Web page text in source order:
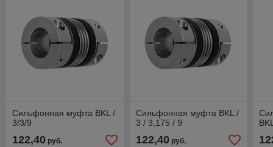
Сильфонная муфта BKL /
3/3/9
122,40 руб.
Сильфонная муфта BKL /
3 / 3,175 / 9
122,40руб.